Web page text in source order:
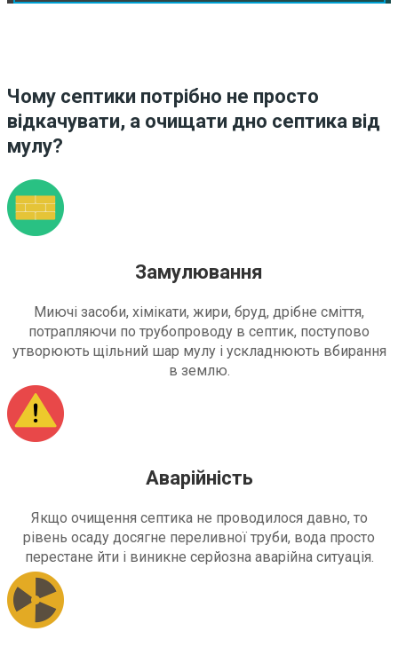
Чому септики потрібно не просто
відкачувати, а очищати дно септика від
мулу?
Замулювання
Миючі засоби, хімікати, жири, бруд, дрібне сміття,
потрапляючи по трубопроводу в септик, поступово
утворюють щільний шар мулу і ускладнюють вбирання
в землю.
Аварійність
Якщо очищення септика не проводилося давно, то
рівень осаду досягне переливної труби, вода просто
перестане йти і виникне серйозна аварійна ситуація.